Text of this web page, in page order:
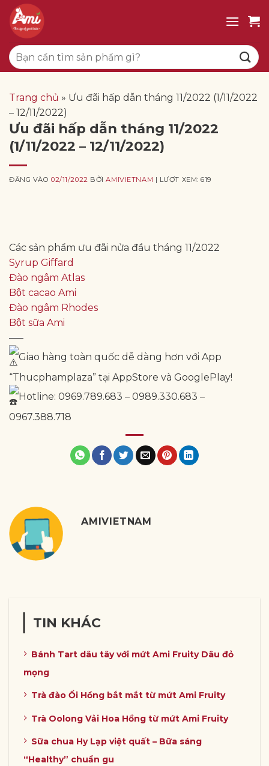
qua
dung
Tìm
kiếm:
Trang chủ » Ưu đãi hấp dẫn tháng 11/2022 (1/11/2022
– 12/11/2022)
Ưu đãi hấp dẫn tháng 11/2022
(1/11/2022 – 12/11/2022)
ĐĂNG VÀO02/11/2022 BỞIAMIVIETNAM | LƯỢT XEM: 619
Các sản phẩm ưu đãi nửa đầu tháng 11/2022
Syrup Giffard
Đào ngâm Atlas
Bột cacao Ami
Đào ngâm Rhodes
Bột sữa Ami
—–
Giao hàng toàn quốc dễ dàng hơn với App
“Thucphamplaza” tại AppStore và GooglePlay!
Hotline: 0969.789.683 – 0989.330.683 –
0967.388.718
AMIVIETNAM
TIN KHÁC
Bánh Tart dâu tây với mứt Ami Fruity Dâu đỏ
mọng
Trà đào Ổi Hồng bắt mắt từ mứt Ami Fruity
Trà Oolong Vải Hoa Hồng từ mứt Ami Fruity
Sữa chua Hy Lạp việt quất – Bữa sáng
“Healthy” chuẩn gu